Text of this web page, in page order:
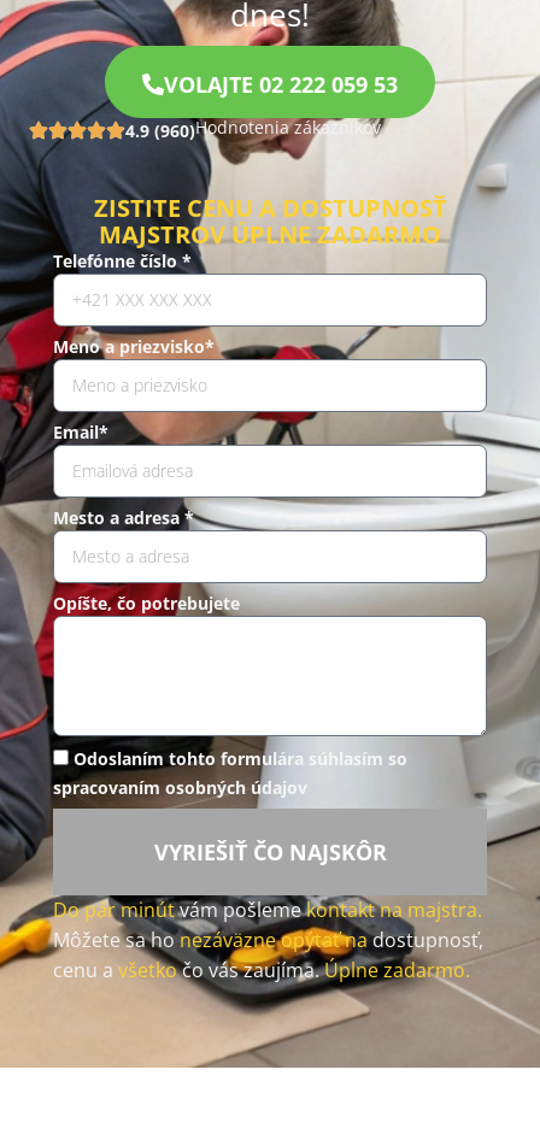
dnes!
VOLAJTE 02 222 059 53
4.9 (960)Hodnotenia zákazníkov
ZISTITE CENU A DOSTUPNOSŤ
MAJSTROV ÚPLNE ZADARMO
Telefónne číslo *
Meno a priezvisko*
Email*
Mesto a adresa *
Opíšte, čo potrebujete
Odoslaním tohto formulára súhlasím so
spracovaním osobných údajov
VYRIEŠIŤ ČO NAJSKÔR
Do pár minútvám pošlemekontakt na majstra.
Môžete sa honezáväzne opýtať nadostupnosť,
cenu a všetkočo vás zaujíma.Úplne zadarmo.